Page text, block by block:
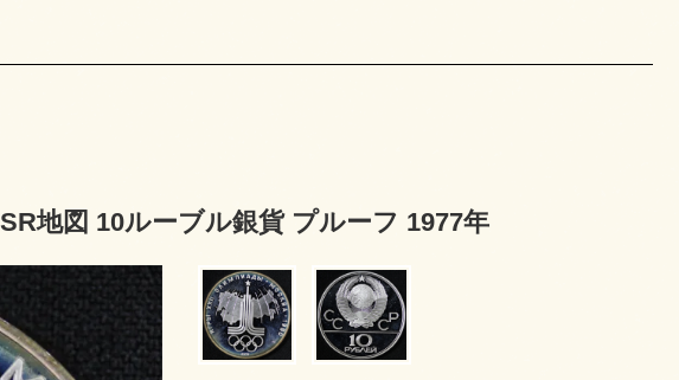
地図 10ルーブル銀貨 プルーフ 1977年